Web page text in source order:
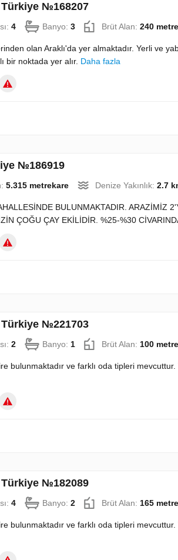
Türkiye №168207
4 Banyo: 3 Brüt Alan: 240
olan Araklı'da yer almaktadır. Yerli ve
bir noktada yer alır. Daha fazla
№186919
5.315 metrekare Denize Yakınlık: 2.7
BULUNMAKTADIR. ARAZİMİZ
ÇOĞU ÇAY EKİLİDİR. %25-%30
Türkiye №221703
2 Banyo: 1 Brüt Alan: 100
bulunmaktadır ve farklı oda tipleri
Türkiye №182089
4 Banyo: 2 Brüt Alan: 165
bulunmaktadır ve farklı oda tipleri